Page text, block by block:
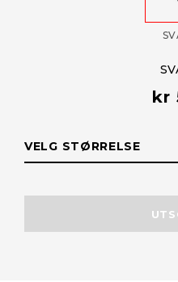
kr
VELG STØRRELSE
STØRRELSE